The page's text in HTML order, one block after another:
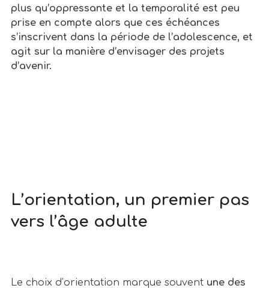
plus qu’oppressante et la temporalité est peu
prise en compte alors que ces échéances
s’inscrivent dans la période de l’adolescence, et
agit sur la manière d’envisager des projets
d’avenir.
L’orientation, un premier pas
vers l’âge adulte
Le choix d’orientation marque souvent une des